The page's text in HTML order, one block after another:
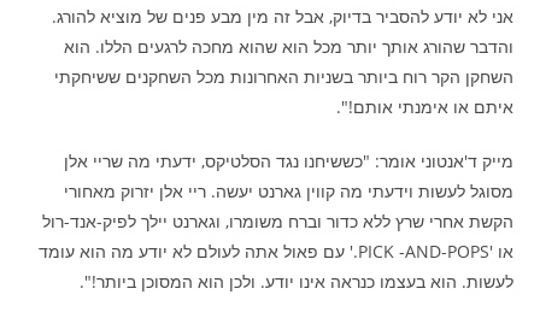
אני לא יודע להסביר בדיוק, אבל זה מין מבע פנים של מוציא להורג.
והדבר שהורג אותך יותר מכל הוא שהוא מחכה לרגעים הללו. הוא
השחקן הקר רוח ביותר בשניות האחרונות מכל השחקנים ששיחקתי
איתם או אימנתי אותם!".
מייק ד'אנטוני אומר: "כששיחנו נגד הסלטיקס, ידעתי מה שריי אלן
מסוגל לעשות וידעתי מה קווין גארנט יעשה. ריי אלן יזרוק מאחורי
הקשת אחרי שרץ ללא כדור וברח משומרו, וגארנט יילך לפיק-אנד-רול
או 'PICK -AND-POPS.' עם פאול אתה לעולם לא יודע מה הוא עומד
לעשות. הוא בעצמו כנראה אינו יודע. ולכן הוא המסוכן ביותר!".